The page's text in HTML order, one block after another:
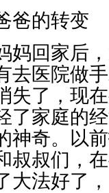
爸的转变
妈回家后
去医院做
失了，现
了家庭的
神奇。以
叔叔们，
大法好了